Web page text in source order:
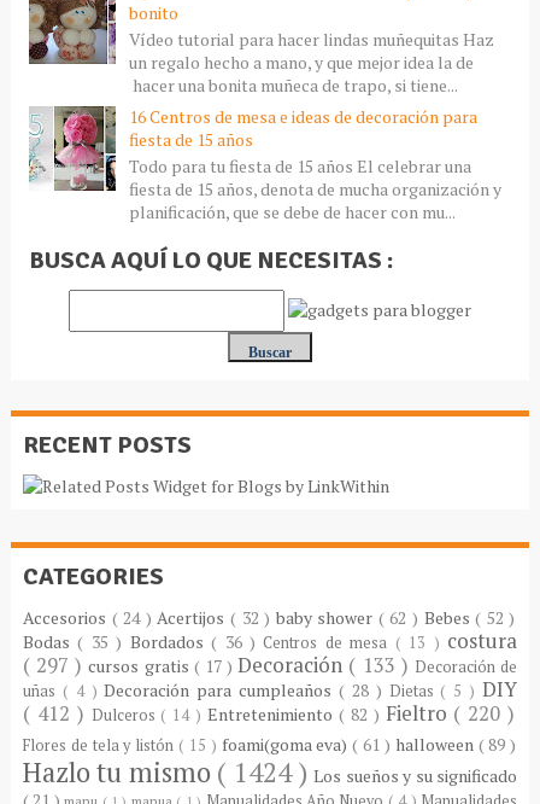
bonito
Vídeo tutorial para hacer lindas muñequitas Haz
un regalo hecho a mano, y que mejor idea la de
hacer una bonita muñeca de trapo, si tiene...
16 Centros de mesa e ideas de decoración para
fiesta de 15 años
Todo para tu fiesta de 15 años El celebrar una
fiesta de 15 años, denota de mucha organización y
planificación, que se debe de hacer con mu...
BUSCA AQUÍ LO QUE NECESITAS :
RECENT POSTS
CATEGORIES
Accesorios ( 24 ) Acertijos ( 32 ) baby shower ( 62 ) Bebes( 52 )
Bodas( 35 ) Bordados( 36 ) Centros de mesa ( 13 ) costura
( 297 )cursos gratis ( 17 )Decoración ( 133 ) Decoración de
uñas ( 4 )Decoración para cumpleaños( 28 ) Dietas ( 5 )DIY
( 412 ) Dulceros ( 14 )Entretenimiento ( 82 ) Fieltro ( 220 )
Flores de tela y listón ( 15 ) foami(goma eva)( 61 ) halloween ( 89 )
Hazlo tu mismo ( 1424 )Los sueños y su significado